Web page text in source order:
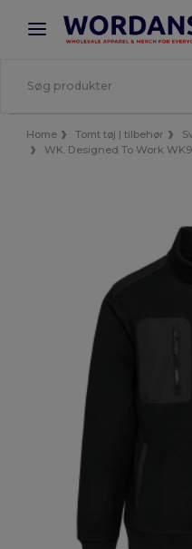
× Wordans-app
Bedre priser i appen!
Home Tomt tøj | tilbehør
WK. Designed To Work